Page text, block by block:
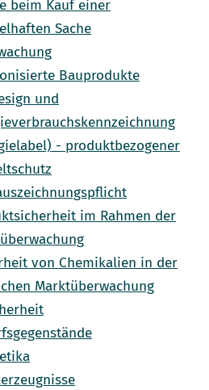
beim Kauf einer
Sache
Bauprodukte
und
- produktbezogener
im Rahmen der
von Chemikalien in der
Marktüberwachung